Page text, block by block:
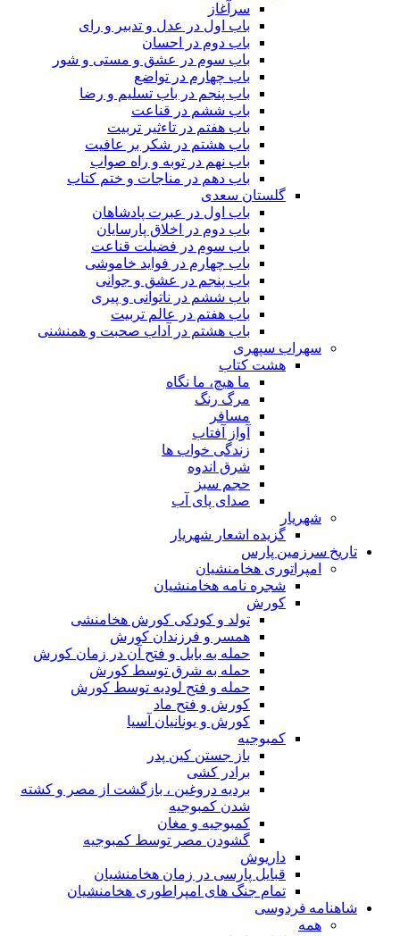
سرآغاز
باب اول در عدل و تدبیر و رای
باب دوم در احسان
باب سوم در عشق و مستی و شور
باب چهارم در تواضع
باب پنجم در باب تسلیم و رضا
باب ششم در قناعت
باب هفتم در تاءثیر تربیت
باب هشتم در شکر بر عافیت
باب نهم در توبه و راه صواب
باب دهم در مناجات و ختم کتاب
گلستان سعدی
باب اول در عبرت پادشاهان
باب دوم در اخلاق پارسایان
باب سوم در فضیلت قناعت
باب چهارم در فواید خاموشى
باب پنجم در عشق و جوانى
باب ششم در ناتوانى و پیرى
باب هفتم در عالم تربیت
باب هشتم در آداب صحبت و همنشنى
سهراب سپهری
هشت کتاب
ما هیچ، ما نگاه
مرگ رنگ
مسافر
آواز آفتاب
زندگی خواب ها
شرق اندوه
حجم سبز
صدای پای آب
شهریار
گزیده اشعار شهریار
تاریخ سرزمین پارس
امپراتوری هخامنشیان
شجره نامه هخامنشیان
کورش
تولد و کودکی کورش هخامنشی
همسر و فرزندان کورش
حمله به بابل و فتح آن در زمان کورش
حمله به شرق توسط کورش
حمله و فتح لودیه توسط کورش
کورش و فتح ماد
کورش و یونانیان آسیا
کمبوجیه
باز جستن کین پدر
برادر کشی
بردیه دروغین ، بازگشت از مصر و کشته
شدن کمبوجیه
کمبوجیه و مغان
گشودن مصر توسط کمبوجیه
داریوش
قبایل پارسی در زمان هخامنشیان
تمام جنگ های امپراطوری هخامنشیان
شاهنامه فردوسی
همه